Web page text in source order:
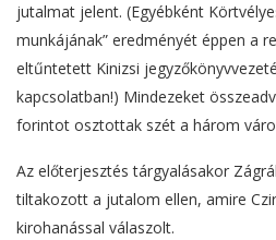
jutalmat jelent. (Egyébként
munkájának” eredményét éppen a
eltűntetett Kinizsi
kapcsolatban!) Mindezeket
forintot osztottak szét a három
Az előterjesztés tárgyalásakor
tiltakozott a jutalom ellen, amire
kirohanással válaszolt.